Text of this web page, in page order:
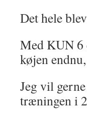
Det hele
Med KUN 6
køjen
Jeg vil
træningen i